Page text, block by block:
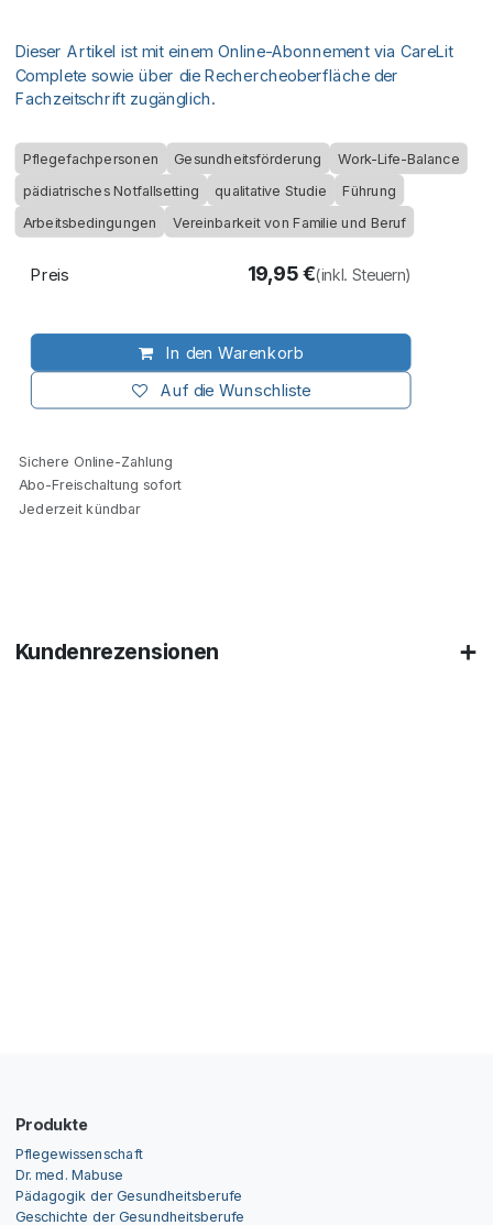
Dieser Artikel ist mit einem Online-Abonnement via CareLit
Complete sowie über die Rechercheoberfläche der
Fachzeitschrift zugänglich.
Pflegefachpersonen Gesundheitsförderung Work-Life-Balance
pädiatrisches Notfallsetting qualitative Studie Führung
Arbeitsbedingungen Vereinbarkeit von Familie und Beruf
In den Warenkorb
Auf die Wunschliste
Preis 19,95€(inkl. Steuern)
Sichere Online-Zahlung
Abo-Freischaltung sofort
Jederzeit kündbar
Kundenrezensionen
Produkte
Pflegewissenschaft
Dr. med. Mabuse
Pädagogik der Gesundheitsberufe
Geschichte der Gesundheitsberufe